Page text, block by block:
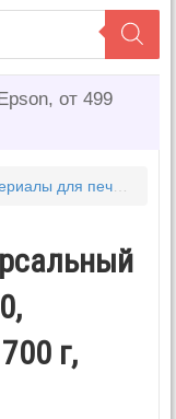
от 499
для печати
г,